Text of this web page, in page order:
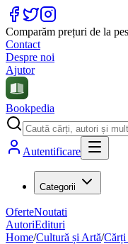
Comparăm prețuri de la
Contact
Despre noi
Ajutor
Bookpedia
Autentificare
Categorii
OferteNoutati
AutoriEdituri
Home/Cultură și Artă/Cărți